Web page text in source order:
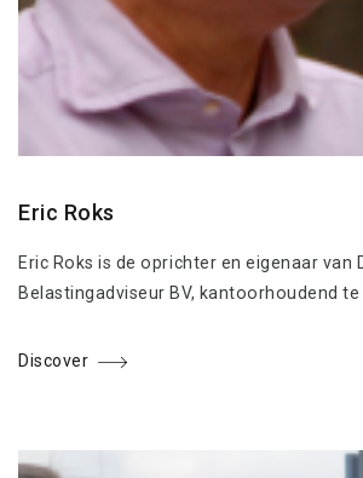
Eric Roks
Eric Roks is de oprichter en eigenaar van
Belastingadviseur BV, kantoorhoudend te
Discover